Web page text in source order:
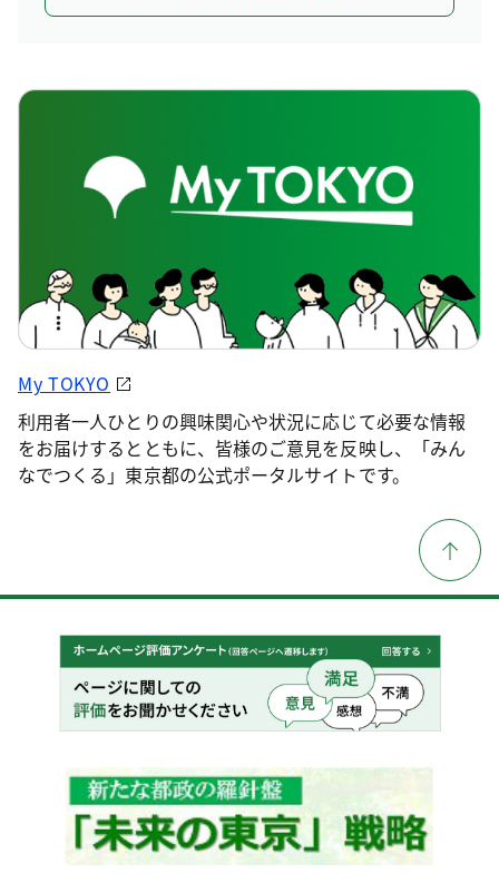
My TOKYO
利用者一人ひとりの興味関心や状況に応じて必要な情報
をお届けするとともに、皆様のご意見を反映し、「みん
なでつくる」東京都の公式ポータルサイトです。